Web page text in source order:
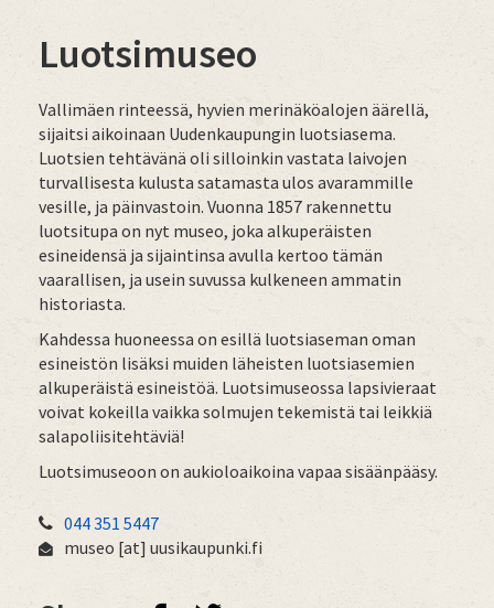
Luotsimuseo
Vallimäen rinteessä, hyvien merinäköalojen äärellä,
sijaitsi aikoinaan Uudenkaupungin luotsiasema.
Luotsien tehtävänä oli silloinkin vastata laivojen
turvallisesta kulusta satamasta ulos avarammille
vesille, ja päinvastoin. Vuonna 1857 rakennettu
luotsitupa on nyt museo, joka alkuperäisten
esineidensä ja sijaintinsa avulla kertoo tämän
vaarallisen, ja usein suvussa kulkeneen ammatin
historiasta.
Kahdessa huoneessa on esillä luotsiaseman oman
esineistön lisäksi muiden läheisten luotsiasemien
alkuperäistä esineistöä. Luotsimuseossa lapsivieraat
voivat kokeilla vaikka solmujen tekemistä tai leikkiä
salapoliisitehtäviä!
Luotsimuseoon on aukioloaikoina vapaa sisäänpääsy.
044 351 5447
museo [at] uusikaupunki.fi